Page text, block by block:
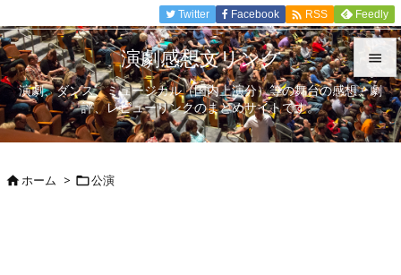


メニュ

Twitter Facebook  RSS Feedly
演劇感想文リンク
演劇、ダンス、ミュージカル（国内上演分）等の舞台の感想、劇
評、レビューリンクのまとめサイトです。
ホーム > 公演